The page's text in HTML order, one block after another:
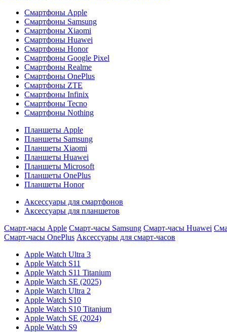
Смартфоны Apple
Смартфоны Samsung
Смартфоны Xiaomi
Смартфоны Huawei
Смартфоны Honor
Смартфоны Google Pixel
Смартфоны Realme
Смартфоны OnePlus
Смартфоны ZTE
Смартфоны Infinix
Смартфоны Tecno
Смартфоны Nothing
Планшеты Apple
Планшеты Samsung
Планшеты Xiaomi
Планшеты Huawei
Планшеты Microsoft
Планшеты OnePlus
Планшеты Honor
Аксессуары для смартфонов
Аксессуары для планшетов
Смарт-часы Apple Смарт-часы Samsung Смарт-часы Huawei
Смарт-часы OnePlus Аксессуары для смарт-часов
Apple Watch Ultra 3
Apple Watch S11
Apple Watch S11 Titanium
Apple Watch SE (2025)
Apple Watch Ultra 2
Apple Watch S10
Apple Watch S10 Titanium
Apple Watch SE (2024)
Apple Watch S9